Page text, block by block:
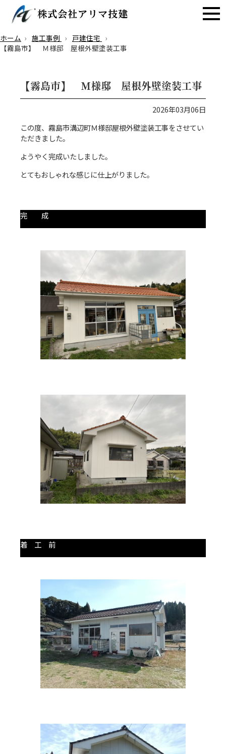
ホーム 施工事例
戸建住宅
【霧島市】 Ｍ様邸 屋根外壁塗装工事
【霧島市】 Ｍ様邸 屋根外壁塗装工事
2026年03月06日
この度、霧島市溝辺町Ｍ様邸屋根外壁塗装工事をさせてい
ただきました。
ようやく完成いたしました。
とてもおしゃれな感じに仕上がりました。
完 成
着 工 前